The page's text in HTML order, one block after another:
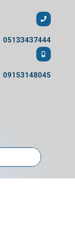
05133437444
09153148045